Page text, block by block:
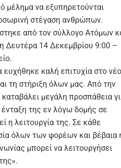
μέλημα να εξυπηρετούνται
στέγαση ανθρώπων.
από τον σύλλογο Ατόμων
Δευτέρα 14 Δεκεμβρίου 9:00 –
καλή επιτυχία στο νέο
τη στήριξη όλων μας. Από την
μεγάλη προσπάθεια
της εν λόγω δομής σε
η λειτουργία της. Σε κάθε
όλων των φορέων και βέβαια
μπορεί να λειτουργήσει